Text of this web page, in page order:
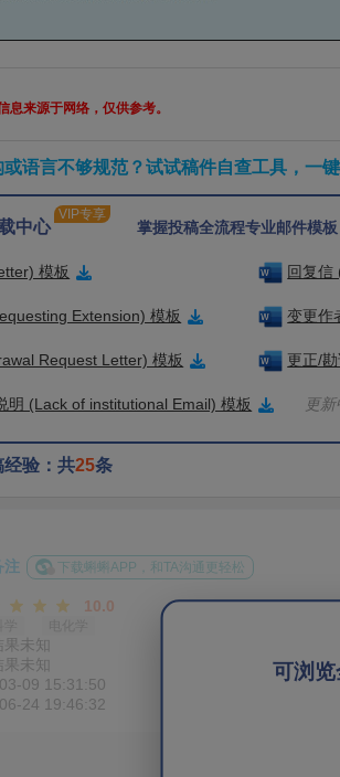
息来源于网络，仅供参考。
语言不够规范？试试稿件自查工具，一
中心
VIP专享
掌握投稿全流程专业邮件模
模板 回复信
Extension) 模板 变更作
Request Letter) 模板 更正/
明 (Lack of institutional Email) 模板 更
经验：共25条
可浏
注 下载蝌蝌APP，和TA沟通更轻松
10.0
果未知
果未知
09 15:31:50
24 19:46:32